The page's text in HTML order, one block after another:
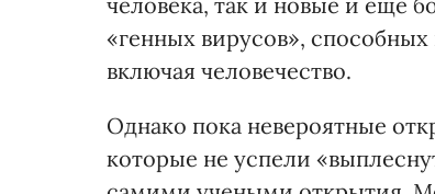
«генных вирусов»,
включая человечество.
Однако пока невероятные
которые не успели